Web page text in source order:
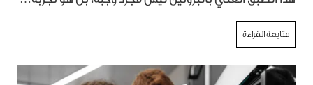
متابعة القراءة